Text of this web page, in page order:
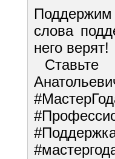
слова
него верят!
Ставьте